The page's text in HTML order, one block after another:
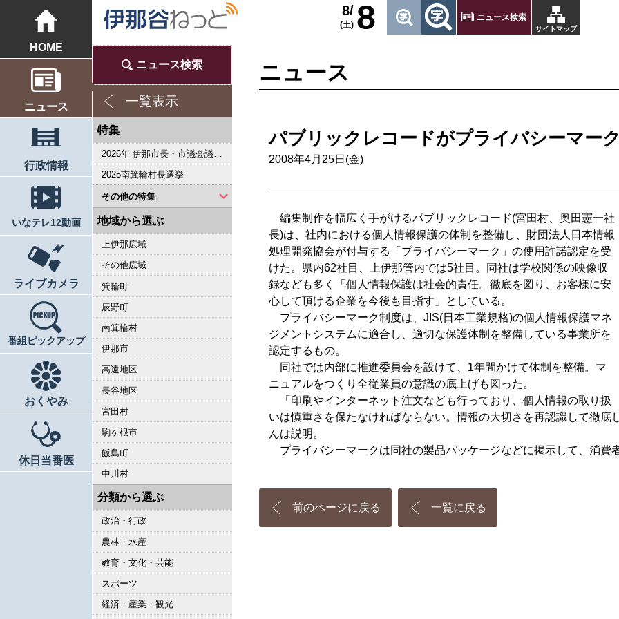
サイトマップ
ニュース検索
8
8/
(土)
HOME
ニュース
行政情報
いなテレ12動画
ライブカメラ
番組ピックアップ
おくやみ
休日当番医
ニュース検索
一覧表示
特集
2026年 伊那市長・市議会議員選挙
2025南箕輪村長選挙
その他の特集
2023県議会議員選挙
2022箕輪町長選挙
2019県議会議員選挙
2018伊那市長選・市議選
桜シリーズ2018
桜シリーズ2017
2015県議会議員選挙
2014箕輪町長選挙
2014伊那市長選・市議選
桜シリーズ2014
カメラリポート
上伊那 医師不足問題
新ごみ中間処理施設
伊那市長・市議選
朝の学舎
記者室
伊那谷1年365人
輝く経営者～その後
花ロマン
伝承 上伊那の50年
駒ヶ根市長選挙
2007年 県議会議員選挙
権兵衛トンネル開通1周年
豪雨被害
新伊那市誕生へ
伊那谷 耐震強度偽装問題
2005年衆院選
その他
地域から選ぶ
上伊那広域
その他広域
箕輪町
辰野町
南箕輪村
伊那市
高遠地区
長谷地区
宮田村
駒ヶ根市
飯島町
中川村
分類から選ぶ
政治・行政
農林・水産
教育・文化・芸能
スポーツ
経済・産業・観光
ニュース
パブリックレコードがプライバシーマー
2008年4月25日(金)
編集制作を幅広く手がけるパブリックレコード(宮田村、奥田憲一社
長)は、社内における個人情報保護の体制を整備し、財団法人日本情報
処理開発協会が付与する「プライバシーマーク」の使用許諾認定を受
けた。県内62社目、上伊那管内では5社目。同社は学校関係の映像収
録なども多く「個人情報保護は社会的責任。徹底を図り、お客様に安
心して頂ける企業を今後も目指す」としている。
プライバシーマーク制度は、JIS(日本工業規格)の個人情報保護マネ
ジメントシステムに適合し、適切な保護体制を整備している事業所を
認定するもの。
同社では内部に推進委員会を設けて、1年間かけて体制を整備。マ
ニュアルをつくり全従業員の意識の底上げも図った。
「印刷やインターネット注文なども行っており、個人情報の取り扱
いは慎重さを保たなければならない。情報の大切さを再認識して徹
んは説明。
プライバシーマークは同社の製品パッケージなどに掲示して、消費
前のページに戻る 一覧に戻る